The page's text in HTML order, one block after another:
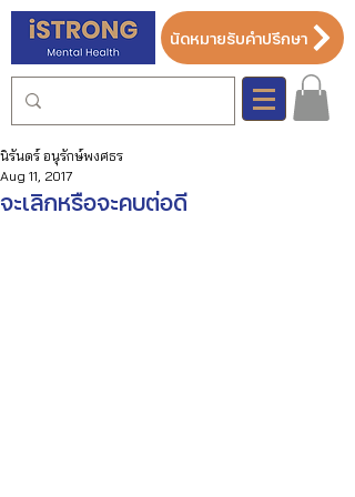
นัดหมายรับคำปรึกษา
จะเลิกหรือจะคบต่อดี
นิรันดร์ อนุรักษ์พงศธร
Aug 11, 2017